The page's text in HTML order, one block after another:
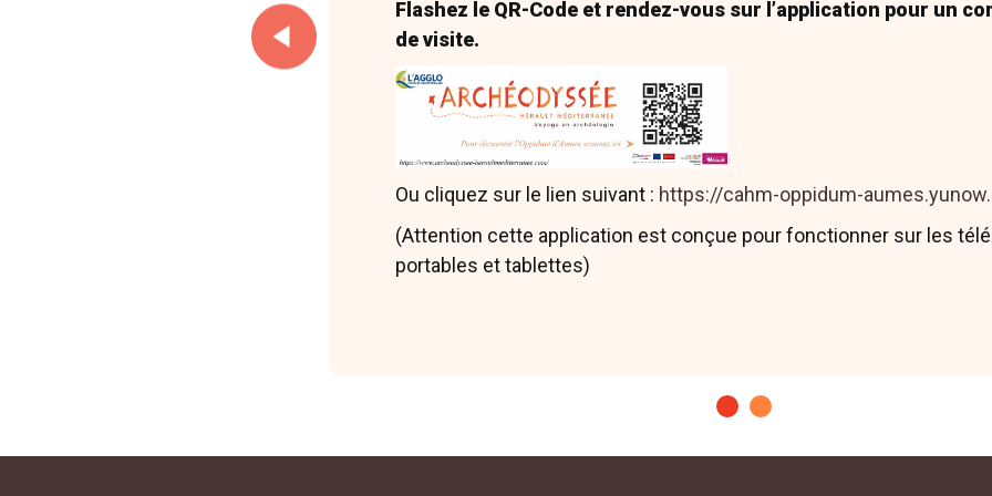
Flashez le QR-Code et rendez-vous sur l’application pour un
de visite.
Ou cliquez sur le lien suivant : https://cahm-oppidum-
(Attention cette application est conçue pour fonctionner sur les
portables et tablettes)
Montagnac, BSAB, 4e série VI, Béziers, 1940
Mauné 2001: Mauné (S.), Oppidum d’Aumes,
Agde et le bassin de Thau. Carte Archéologique de la Gaule, 34/2,
des Inscriptions et belles-lettres, Ministère de la Culture, Ministère de
l’Enseignement Supérieur et de la Recherche, 2001, p. 167-173.